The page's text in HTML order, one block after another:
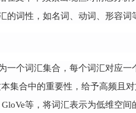
的词性，如名词、动词、形容
一个词汇集合，每个词汇对应
本集合中的重要性，给予高频且
GloVe等，将词汇表示为低维空